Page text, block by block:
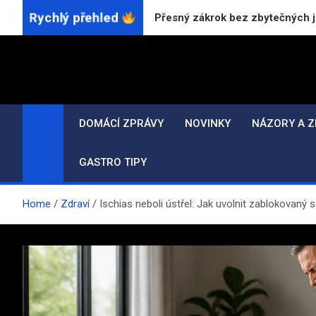
Rychlý přehled
CO₂ laserem: Přesný zákrok bez zbytečných jizev
DOMÁCÍ ZPRÁVY
NOVINKY NÁZORY A
GASTRO TIPY
Home Zdraví Ischias neboli ústřel: Jak uvolnit zablokovaný